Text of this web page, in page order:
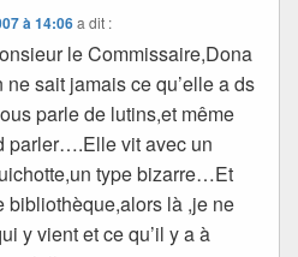
à 14:06 a dit :
le Commissaire,Dona
sait jamais ce qu’elle a ds
parle de lutins,et même
parler….Elle vit avec un
type bizarre…Et
bibliothèque,alors là ,je ne
y vient et ce qu’il y a à